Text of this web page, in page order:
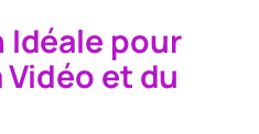
Idéale pour
Vidéo et du